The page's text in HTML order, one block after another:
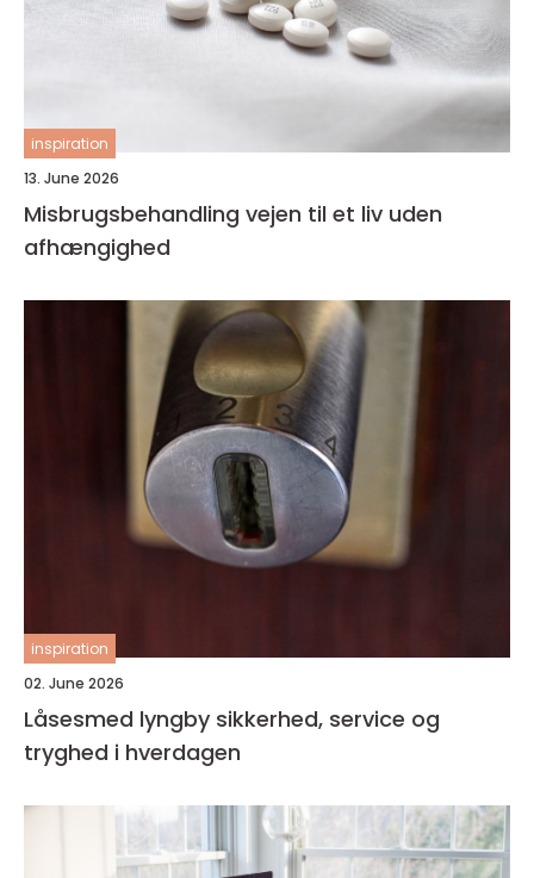
inspiration
13. June 2026
Misbrugsbehandling vejen til et liv uden
afhængighed
inspiration
02. June 2026
Låsesmed lyngby sikkerhed, service og
tryghed i hverdagen